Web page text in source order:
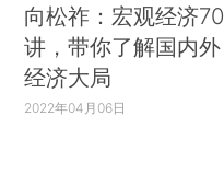
向松祚：宏观经济70
讲，带你了解国内外
经济大局
2022年04月06日